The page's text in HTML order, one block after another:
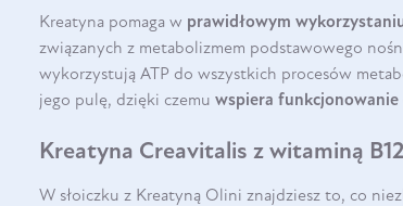
Kreatyna pomaga w prawidłowym
związanych z metabolizmem podstawowego
wykorzystują ATP do wszystkich procesów
jego pulę, dzięki czemu wspiera funkcjonowanie
Kreatyna Creavitalis z witaminą
W słoiczku z Kreatyną Olini znajdziesz to, co